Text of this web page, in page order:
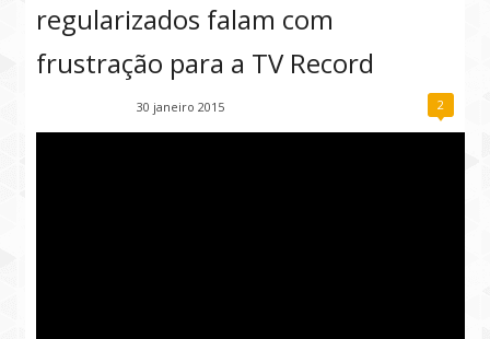
regularizados falam com
frustração para a TV Record
30 janeiro 2015 2